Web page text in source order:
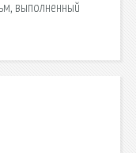
выполненный